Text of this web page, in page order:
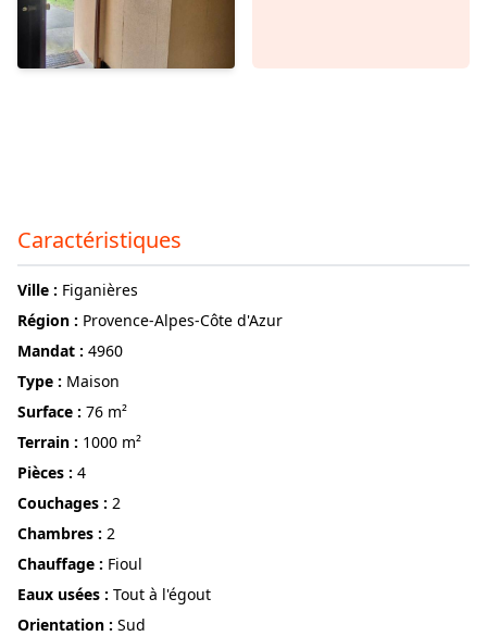
Caractéristiques
ville : Figanières
région : Provence-Alpes-Côte d'Azur
Mandat : 4960
Type : Maison
surface : 76 m²
terrain : 1000 m²
pièces : 4
couchages : 2
chambres : 2
Chauffage : Fioul
Eaux usées : Tout à l'égout
Orientation : Sud